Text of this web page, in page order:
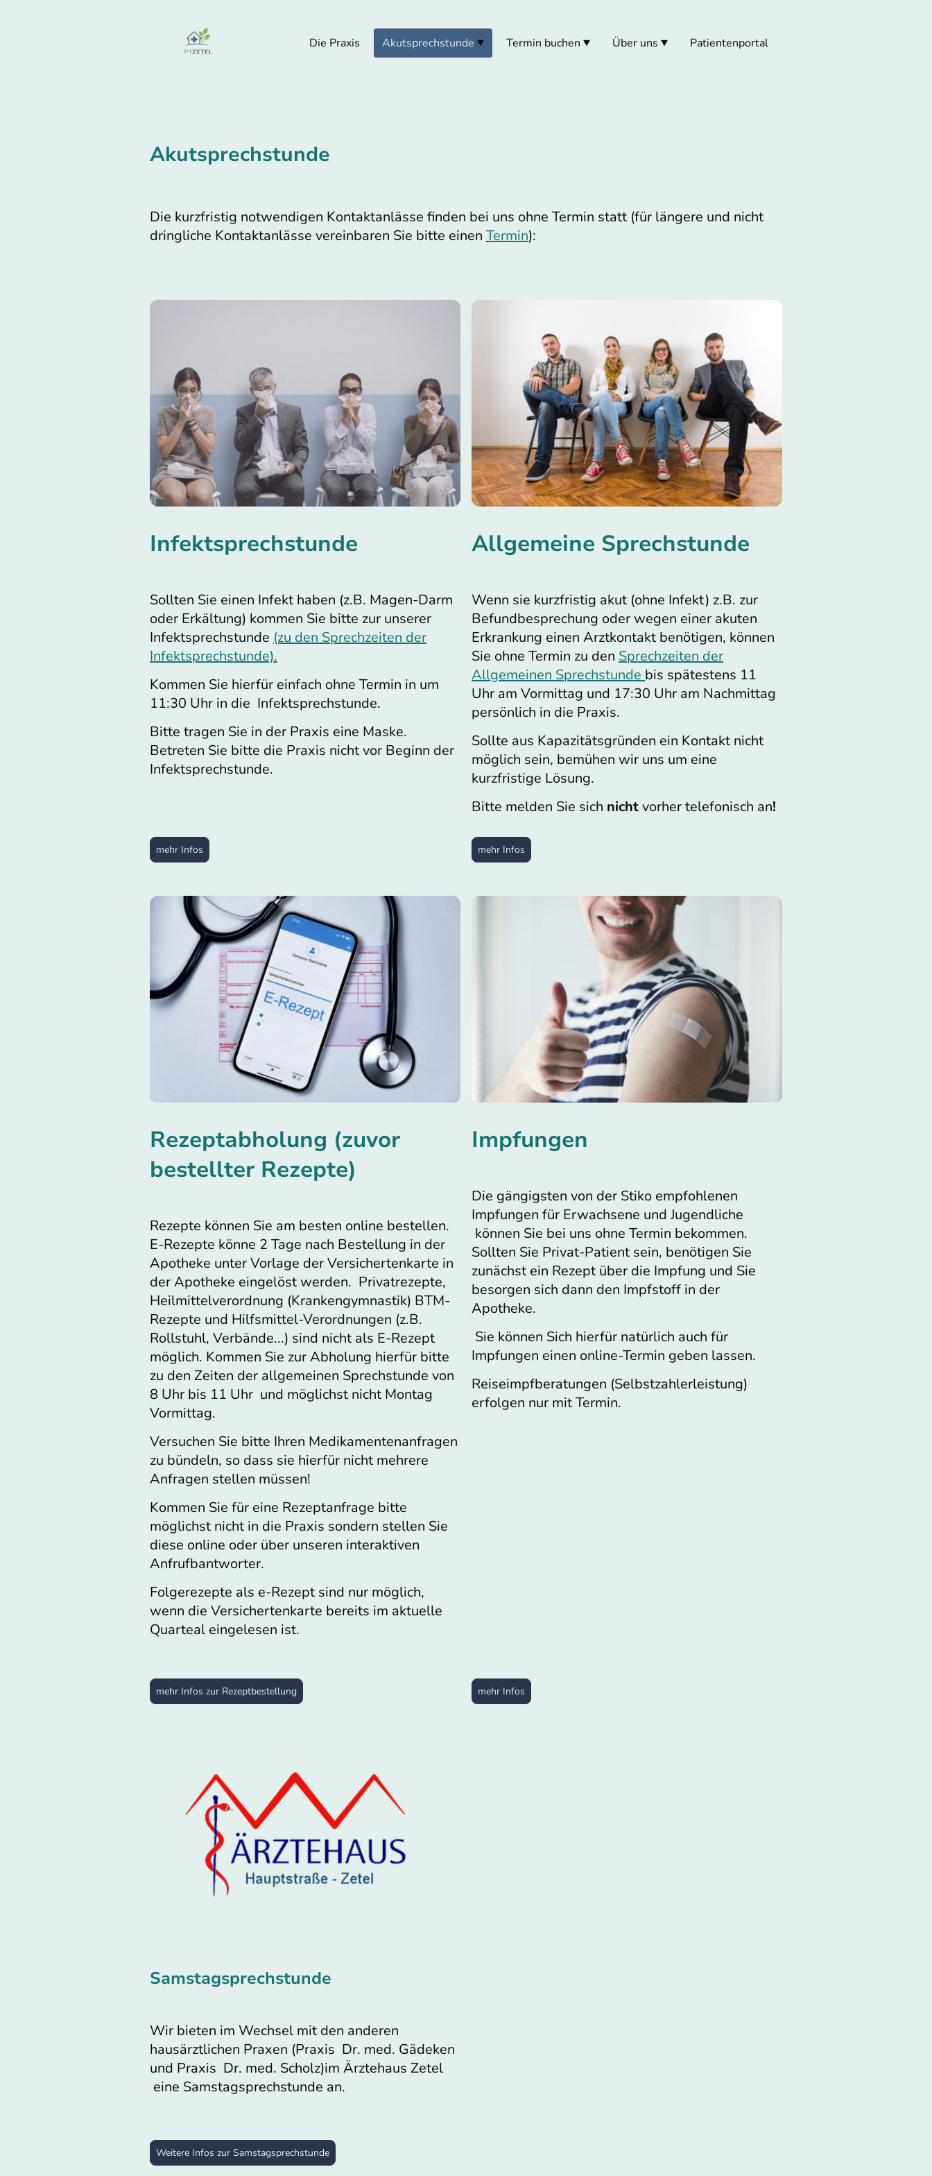
Die Praxis Akutsprechstunde Termin buchen Über uns Patientenportal
Akutsprechstunde
Die kurzfristig notwendigen Kontaktanlässe finden bei uns ohne Termin statt (für längere und nicht
dringliche Kontaktanlässe vereinbaren Sie bitte einen Termin):
Infektsprechstunde
Sollten Sie einen Infekt haben (z.B. Magen-Darm
oder Erkältung) kommen Sie bitte zur unserer
Infektsprechstunde (zu den Sprechzeiten der
Infektsprechstunde).
Kommen Sie hierfür einfach ohne Termin in um
11:30 Uhr in die Infektsprechstunde.
Bitte tragen Sie in der Praxis eine Maske.
Betreten Sie bitte die Praxis nicht vor Beginn der
Infektsprechstunde.
mehr Infos
Allgemeine Sprechstunde
Wenn sie kurzfristig akut (ohne Infekt) z.B. zur
Befundbesprechung oder wegen einer akuten
Erkrankung einen Arztkontakt benötigen, können
Sie ohne Termin zu den Sprechzeiten der
Allgemeinen Sprechstunde bis spätestens 11
Uhr am Vormittag und 17:30 Uhr am Nachmittag
persönlich in die Praxis.
Sollte aus Kapazitätsgründen ein Kontakt nicht
möglich sein, bemühen wir uns um eine
kurzfristige Lösung.
Bitte melden Sie sich nichtvorher telefonisch an!
mehr Infos
Rezeptabholung (zuvor
bestellter Rezepte)
Rezepte können Sie am besten online bestellen.
E-Rezepte könne 2 Tage nach Bestellung in der
Apotheke unter Vorlage der Versichertenkarte in
der Apotheke eingelöst werden. Privatrezepte,
Heilmittelverordnung (Krankengymnastik) BTM-
Rezepte und Hilfsmittel-Verordnungen (z.B.
Rollstuhl, Verbände...) sind nicht als E-Rezept
möglich. Kommen Sie zur Abholung hierfür bitte
zu den Zeiten der allgemeinen Sprechstunde von
8 Uhr bis 11 Uhr und möglichst nicht Montag
Vormittag.
Versuchen Sie bitte Ihren Medikamentenanfragen
zu bündeln, so dass sie hierfür nicht mehrere
Anfragen stellen müssen!
Kommen Sie für eine Rezeptanfrage bitte
möglichst nicht in die Praxis sondern stellen Sie
diese online oder über unseren interaktiven
Anfrufbantworter.
Folgerezepte als e-Rezept sind nur möglich,
wenn die Versichertenkarte bereits im aktuelle
Quarteal eingelesen ist.
mehr Infos zur Rezeptbestellung
Impfungen
Die gängigsten von der Stiko empfohlenen
Impfungen für Erwachsene und Jugendliche
können Sie bei uns ohne Termin bekommen.
Sollten Sie Privat-Patient sein, benötigen Sie
zunächst ein Rezept über die Impfung und Sie
besorgen sich dann den Impfstoff in der
Apotheke.
Sie können Sich hierfür natürlich auch für
Impfungen einen online-Termin geben lassen.
Reiseimpfberatungen (Selbstzahlerleistung)
erfolgen nur mit Termin.
mehr Infos
Samstagsprechstunde
Wir bieten im Wechsel mit den anderen
hausärztlichen Praxen (Praxis Dr. med. Gädeken
und Praxis Dr. med. Scholz)im Ärztehaus Zetel
eine Samstagsprechstunde an.
Weitere Infos zur Samstagsprechstunde